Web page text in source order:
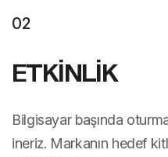
02
ETKİNLİK
Bilgisayar başında
ineriz. Markanın hedef